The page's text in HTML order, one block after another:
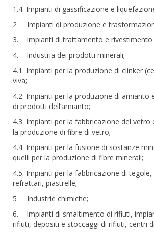
1.4. Impianti di gassificazione e
2 Impianti di produzione e
3. Impianti di trattamento e rivestimento
4. Industria dei prodotti minerali;
4.1. Impianti per la produzione di clinker
viva;
4.2. Impianti per la produzione di amianto
di prodotti dell’amianto;
4.3. Impianti per la fabbricazione del vetro
la produzione di fibre di vetro;
4.4. Impianti per la fusione di sostanze
quelli per la produzione di fibre minerali;
4.5. Impianti per la fabbricazione di
refrattari, piastrelle;
5 Industrie chimiche;
6. Impianti di smaltimento di rifiuti,
rifiuti, depositi e stoccaggi di rifiuti, centri